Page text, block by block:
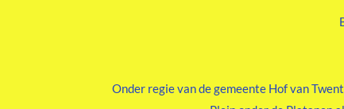
Onder regie van de gemeente Hof van